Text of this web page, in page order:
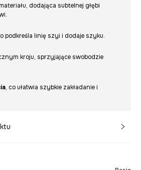
dodająca subtelnej głębi
podkreśla linię szyi i dodaje szyku.
kroju, sprzyjające swobodzie
, co ułatwia szybkie zakładanie i